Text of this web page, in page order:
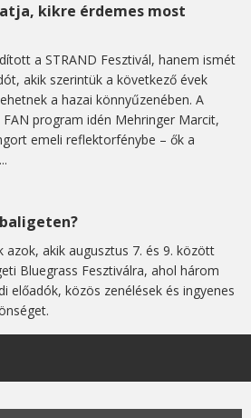
kikre érdemes most
a STRAND Fesztivál, hanem ismét
akik szerintük a következő évek
a hazai könnyűzenében. A
program idén Mehringer Marcit,
emeli reflektorfénybe – ők a
azok, akik augusztus 7. és 9. között
Bluegrass Fesztiválra, ahol három
előadók, közös zenélések és ingyenes